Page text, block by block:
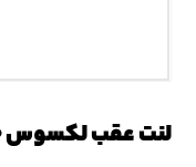
لنت عقب لکسوس gs۴۶۰ ( جی اس ۴۶۰ )